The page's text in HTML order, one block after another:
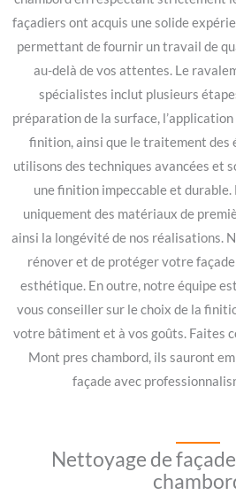
façadiers ont acquis une solide
permettant de fournir un travail de
au-delà de vos attentes. Le
spécialistes inclut plusieurs
préparation de la surface, l’application
finition, ainsi que le traitement des
utilisons des techniques avancées et
une finition impeccable et durable.
uniquement des matériaux de
ainsi la longévité de nos réalisations.
rénover et de protéger votre
esthétique. En outre, notre équipe
vous conseiller sur le choix de la
votre bâtiment et à vos goûts. Faites
Mont pres chambord, ils sauront
façade avec
Nettoyage de